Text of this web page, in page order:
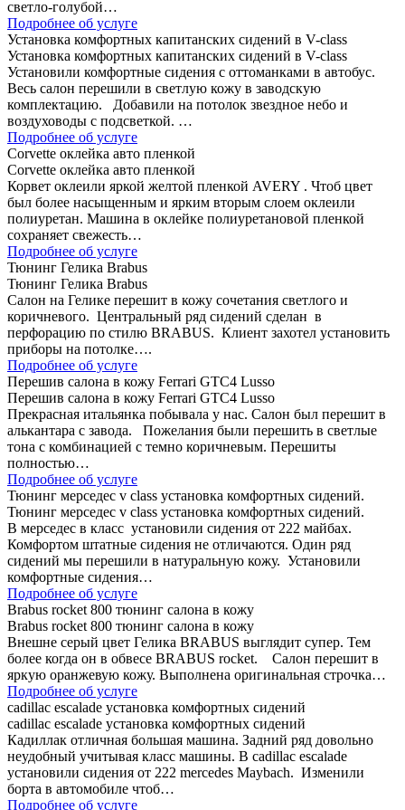
светло-голубой…
Подробнее об услуге
Установка комфортных капитанских сидений в V-class
Установка комфортных капитанских сидений в V-class
Установили комфортные сидения с оттоманками в автобус.
Весь салон перешили в светлую кожу в заводскую
комплектацию. Добавили на потолок звездное небо и
воздуховоды с подсветкой. …
Подробнее об услуге
Corvette оклейка авто пленкой
Corvette оклейка авто пленкой
Корвет оклеили яркой желтой пленкой AVERY . Чтоб цвет
был более насыщенным и ярким вторым слоем оклеили
полиуретан. Машина в оклейке полиуретановой пленкой
сохраняет свежесть…
Подробнее об услуге
Тюнинг Гелика Brabus
Тюнинг Гелика Brabus
Салон на Гелике перешит в кожу сочетания светлого и
коричневого. Центральный ряд сидений сделан в
перфорацию по стилю BRABUS. Клиент захотел установить
приборы на потолке….
Подробнее об услуге
Перешив салона в кожу Ferrari GTC4 Lusso
Перешив салона в кожу Ferrari GTC4 Lusso
Прекрасная итальянка побывала у нас. Салон был перешит в
алькантара с завода. Пожелания были перешить в светлые
тона с комбинацией с темно коричневым. Перешиты
полностью…
Подробнее об услуге
Тюнинг мерседес v class установка комфортных сидений.
Тюнинг мерседес v class установка комфортных сидений.
В мерседес в класс установили сидения от 222 майбах.
Комфортом штатные сидения не отличаются. Один ряд
сидений мы перешили в натуральную кожу. Установили
комфортные сидения…
Подробнее об услуге
Brabus rocket 800 тюнинг салона в кожу
Brabus rocket 800 тюнинг салона в кожу
Внешне серый цвет Гелика BRABUS выглядит супер. Тем
более когда он в обвесе BRABUS rocket. Салон перешит в
яркую оранжевую кожу. Выполнена оригинальная строчка…
Подробнее об услуге
cadillac escalade установка комфортных сидений
cadillac escalade установка комфортных сидений
Кадиллак отличная большая машина. Задний ряд довольно
неудобный учитывая класс машины. В cadillac escalade
установили сидения от 222 mercedes Maybach. Изменили
борта в автомобиле чтоб…
Подробнее об услуге